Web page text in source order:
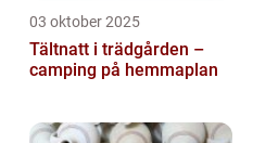
03 oktober 2025
Tältnatt i trädgården –
camping på hemmaplan